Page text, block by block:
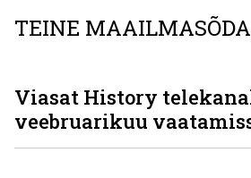
TEINE MAAILMASÕDA
Viasat History
veebruarikuu